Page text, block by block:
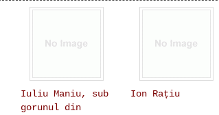
Iuliu Maniu, sub
gorunul din
Ion Rațiu